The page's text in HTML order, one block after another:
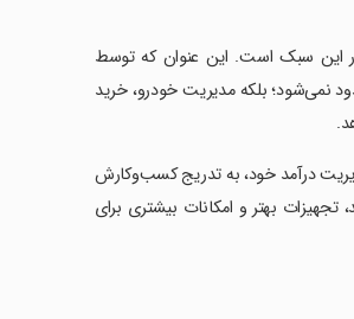
در این سبک است. این عنوان که توسط
نمی‌شود؛ بلکه مدیریت خودرو، خرید
درآمد خود، به تدریج کسب‌وکارش
بهتر و امکانات بیشتری برای